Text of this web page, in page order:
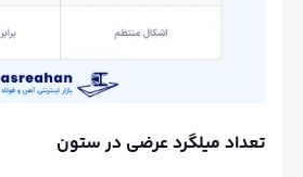
تعداد میلگرد عرضی در ستون